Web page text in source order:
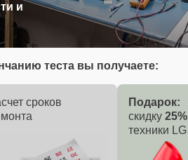
и
теста вы получаете:
сроков
Подарок:
скидку 25%
техники LG